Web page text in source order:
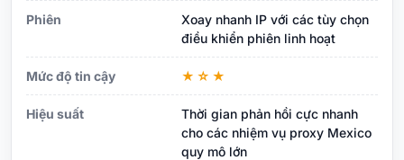
Phiên
Xoay nhanh IP với các tùy chọn
điều khiển phiên linh hoạt
Mức độ tin cậy ★☆★
Hiệu suất
Thời gian phản hồi cực nhanh
cho các nhiệm vụ proxy Mexico
quy mô lớn